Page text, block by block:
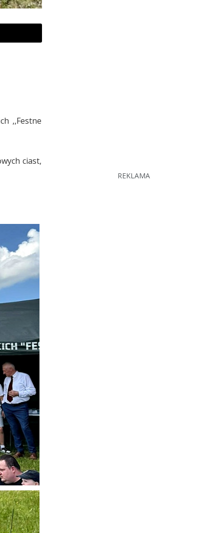
,,Festne
ciast,
REKLAMA